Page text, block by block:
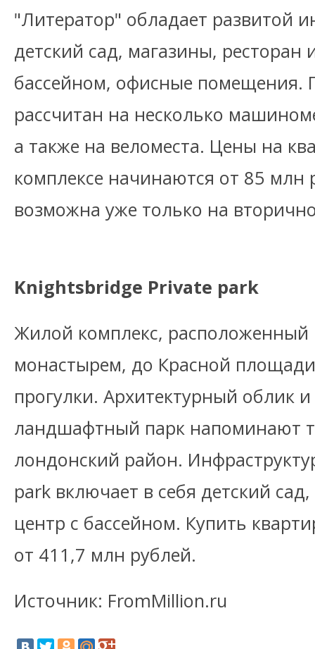
"Литератор" обладает развитой
детский сад, магазины, ресторан
бассейном, офисные помещения.
рассчитан на несколько
а также на веломеста. Цены на
комплексе начинаются от 85 млн
возможна уже только на
Knightsbridge Private park
Жилой комплекс,
монастырем, до Красной
прогулки. Архитектурный облик
ландшафтный парк напоминают
лондонский район.
park включает в себя детский
центр с бассейном. Купить
от 411,7 млн рублей.
Источник: FromMillion.ru